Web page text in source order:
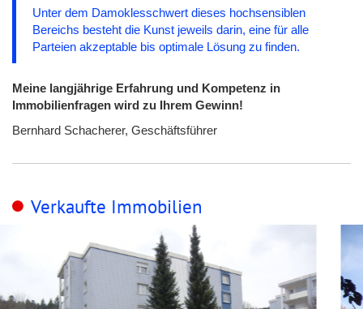
Unter dem Damoklesschwert dieses hochsensiblen
Bereichs besteht die Kunst jeweils darin, eine für alle
Parteien akzeptable bis optimale Lösung zu finden.
Meine langjährige Erfahrung und Kompetenz in
Immobilienfragen wird zu Ihrem Gewinn!
Bernhard Schacherer, Geschäftsführer
Verkaufte Immobilien